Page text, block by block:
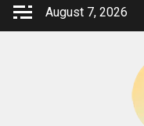
Skip
August 7, 2026